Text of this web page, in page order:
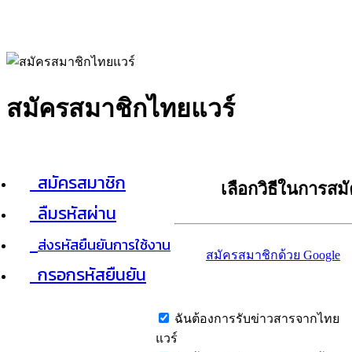
สมัครสมาชิกไทยแวร์
สมัครสมาชิก
ลืมรหัสผ่าน
ส่งรหัสยืนยันการใช้งาน
กรอกรหัสยืนยัน
เลือกวิธีในการส
สมัครสมาชิกด้วย Google
ฉันต้องการรับข่าวสารจากไทย
แวร์